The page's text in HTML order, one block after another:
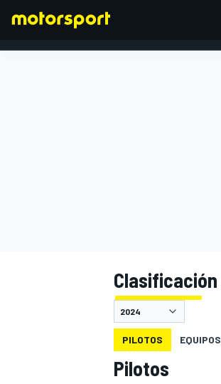
INDYCAR
Clasificación
PILOTOS EQUIPOS
Pilotos